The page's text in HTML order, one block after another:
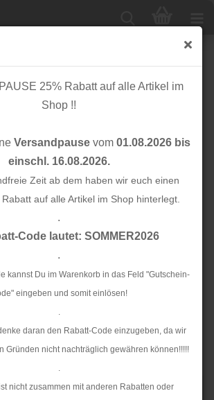
25% Rabatt auf alle Artikel im
Shop !!
Versandpausevom 01.08.2026 bis
einschl. 16.08.2026.
Zeit ab dem haben wir euch einen
auf alle Artikel im Shop hinterlegt.
.
Code lautet: SOMMER2026
.
kannst Du im Warenkorb in das Feld "Gutschein-
eingeben und somit einlösen!
.
daran den Rabatt-Code einzugeben, da wir
Gründen nicht nachträglich gewähren können!!!!!
.
nicht zusammen mit anderen Rabatten oder
- Legging No. 50 - Kinder- Lillesol